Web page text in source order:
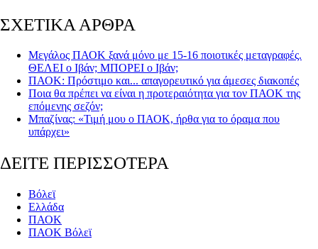
ΣΧΕΤΙΚΑ ΑΡΘΡΑ
Μεγάλος ΠΑΟΚ ξανά μόνο με 15-16 ποιοτικές μεταγραφές.
ΘΕΛΕΙ ο Ιβάν; ΜΠΟΡΕΙ ο Ιβάν;
ΠΑΟΚ: Πρόστιμο και... απαγορευτικό για άμεσες διακοπές
Ποια θα πρέπει να είναι η προτεραιότητα για τον ΠΑΟΚ της
επόμενης σεζόν;
Μπαζίνας: «Τιμή μου ο ΠΑΟΚ, ήρθα για το όραμα που
υπάρχει»
ΔΕΙΤΕ ΠΕΡΙΣΣΟΤΕΡΑ
Βόλεϊ
Ελλάδα
ΠΑΟΚ
ΠΑΟΚ Βόλεϊ